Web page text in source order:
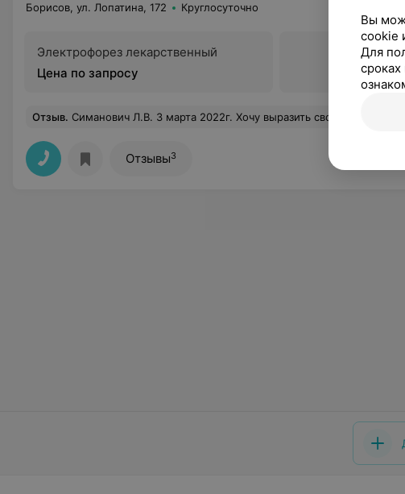
Борисов, ул. Лопатина, 172 Круглосуточно
Электрофорез лекарственный
Цена по запросу
Все
Отзыв. Симанович Л.В. 3 марта 2022г. Хочу выразить свою огромную благодарность Боровикову Кириллу Сергеевичу и всему персоналу инфекционной больницы 5 отделения. Огромное спасибо и низкий поклон за ваш нелегкий труд, теплоту и сердечность, доброжелательное и профессионально отношение. От всей души хочу пожелать здоровья,
Отзывы3
Вы
cookie
Для